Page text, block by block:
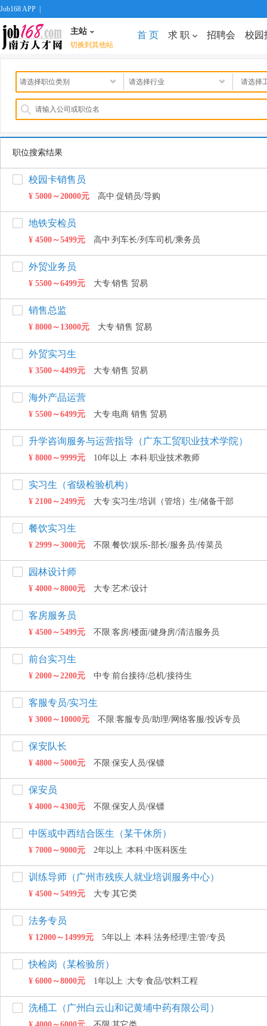
Job168 APP
主站
切换到其他站
首 页 求 职 招聘会 校园
职位搜索结果
校园卡销售员
¥ 5000～20000元 高中 促销员/导购
地铁安检员
¥ 4500～5499元 高中 列车长/列车司机/乘务员
外贸业务员
¥ 5500～6499元 大专 销售 贸易
销售总监
¥ 8000～13000元 大专 销售 贸易
外贸实习生
¥ 3500～4499元 大专 销售 贸易
海外产品运营
¥ 5500～6499元 大专 电商 销售 贸易
升学咨询服务与运营指导（广东工贸职业技术学院）
¥ 8000～9999元 10年以上 本科 职业技术教师
实习生（省级检验机构）
¥ 2100～2499元 大专 实习生/培训（管培）生/储备干部
餐饮实习生
¥ 2999～3000元 不限 餐饮/娱乐-部长/服务员/传菜员
园林设计师
¥ 4000～8000元 大专 艺术/设计
客房服务员
¥ 4500～5499元 不限 客房/楼面/健身房/清洁服务员
前台实习生
¥ 2000～2200元 中专 前台接待/总机/接待生
客服专员/实习生
¥ 3000～10000元 不限 客服专员/助理/网络客服/投诉专员
保安队长
¥ 4800～5000元 不限 保安人员/保镖
保安员
¥ 4000～4300元 不限 保安人员/保镖
中医或中西结合医生（某干休所）
¥ 7000～9000元 2年以上 本科 中医科医生
训练导师（广州市残疾人就业培训服务中心）
¥ 4500～5499元 大专 其它类
法务专员
¥ 12000～14999元 5年以上 本科 法务经理/主管/专员
快检岗（某检验所）
¥ 6000～8000元 1年以上 大专 食品/饮料工程
洗桶工（广州白云山和记黄埔中药有限公司）